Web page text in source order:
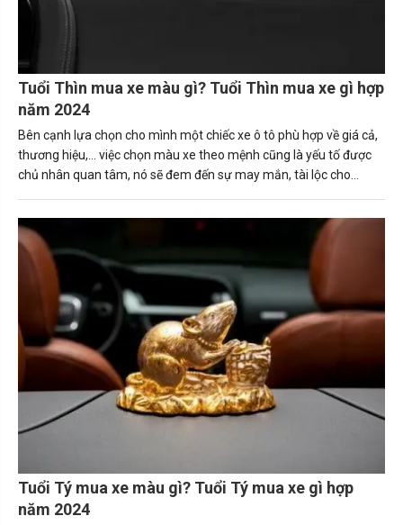
Tuổi Thìn mua xe màu gì? Tuổi Thìn mua xe gì hợp
năm 2024
Bên cạnh lựa chọn cho mình một chiếc xe ô tô phù hợp về giá cả,
thương hiệu,... việc chọn màu xe theo mệnh cũng là yếu tố được
chủ nhân quan tâm, nó sẽ đem đến sự may mắn, tài lộc cho
nguyên tắc giúp người tuổi Thìn (Bính Thìn, Canh Thìn, Giáp Thìn.
Mậu Thìn, Nhâm Thìn) mua được chiếc xe ô tô phù hợp. Tuổi thìn
hợp xe màu gì sẽ mang lại may mắn và tài lộc cho gia chủ.
Tuổi Tý mua xe màu gì? Tuổi Tý mua xe gì hợp
năm 2024